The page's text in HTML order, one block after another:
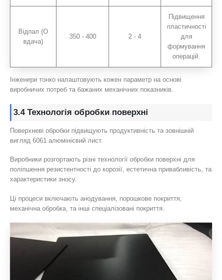
Відпал (О
вдача)
350 - 400 2 - 4
Підвищення
пластичності
для
формування
операцій.
Інженери тонко налаштовують кожен параметр на основі
виробничих потреб та бажаних механічних показників.
3.4 Технологія обробки поверхні
Поверхневі обробки підвищують продуктивність та зовнішній
вигляд 6061 алюмінієвий лист.
Виробники розгортають різні технології обробки поверхні для
поліпшення резистентності до корозії, естетична привабливість, та
характеристики зносу.
Ці процеси включають анодування, порошкове покриття,
механічна обробка, та інші спеціалізовані покриття.